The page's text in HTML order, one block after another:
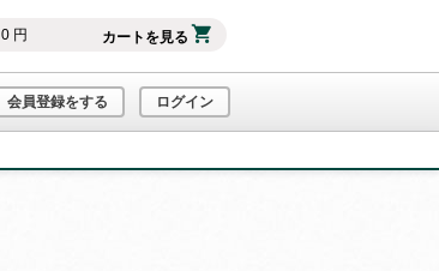
0円 カートを見る
会員登録をする ログイン